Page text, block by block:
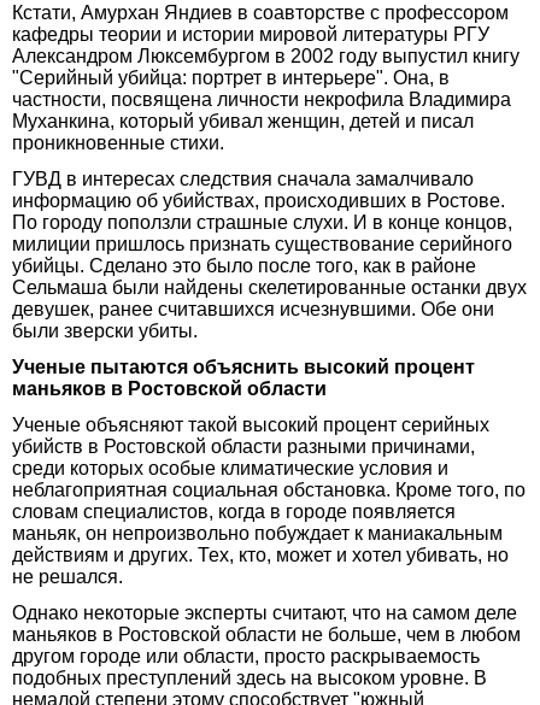
Кстати, Амурхан Яндиев в соавторстве с профессором
кафедры теории и истории мировой литературы РГУ
Александром Люксембургом в 2002 году выпустил книгу
"Серийный убийца: портрет в интерьере". Она, в
частности, посвящена личности некрофила Владимира
Муханкина, который убивал женщин, детей и писал
проникновенные стихи.
ГУВД в интересах следствия сначала замалчивало
информацию об убийствах, происходивших в Ростове.
По городу поползли страшные слухи. И в конце концов,
милиции пришлось признать существование серийного
убийцы. Сделано это было после того, как в районе
Сельмаша были найдены скелетированные останки двух
девушек, ранее считавшихся исчезнувшими. Обе они
были зверски убиты.
Ученые пытаются объяснить высокий процент
маньяков в Ростовской области
Ученые объясняют такой высокий процент серийных
убийств в Ростовской области разными причинами,
среди которых особые климатические условия и
неблагоприятная социальная обстановка. Кроме того, по
словам специалистов, когда в городе появляется
маньяк, он непроизвольно побуждает к маниакальным
действиям и других. Тех, кто, может и хотел убивать, но
не решался.
Однако некоторые эксперты считают, что на самом деле
маньяков в Ростовской области не больше, чем в любом
другом городе или области, просто раскрываемость
подобных преступлений здесь на высоком уровне. В
немалой степени этому способствует "южный